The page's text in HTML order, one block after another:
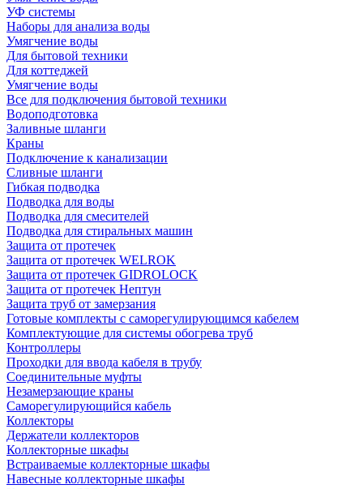
УФ системы
Наборы для анализа воды
Умягчение воды
Для бытовой техники
Для коттеджей
Умягчение воды
Все для подключения бытовой техники
Водоподготовка
Заливные шланги
Краны
Подключение к канализации
Сливные шланги
Гибкая подводка
Подводка для воды
Подводка для смесителей
Подводка для стиральных машин
Защита от протечек
Защита от протечек WELROK
Защита от протечек GIDROLOCK
Защита от протечек Нептун
Защита труб от замерзания
Готовые комплекты с саморегулирующимся кабелем
Комплектующие для системы обогрева труб
Контроллеры
Проходки для ввода кабеля в трубу
Соединительные муфты
Незамерзающие краны
Саморегулирующийся кабель
Коллекторы
Держатели коллекторов
Коллекторные шкафы
Встраиваемые коллекторные шкафы
Навесные коллекторные шкафы